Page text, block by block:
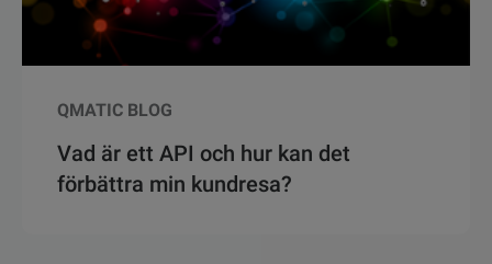
QMATIC BLOG
Vad är ett API och hur kan det
förbättra min kundresa?